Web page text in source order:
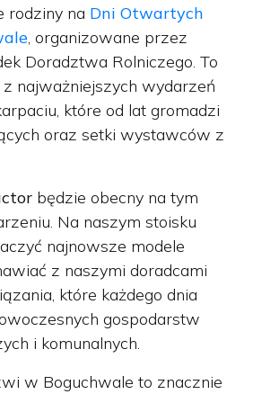
rodziny na Dni Otwartych
, organizowane przez
Doradztwa Rolniczego. To
najważniejszych wydarzeń
które od lat gromadzi
oraz setki wystawców z
będzie obecny na tym
Na naszym stoisku
najnowsze modele
z naszymi doradcami
które każdego dnia
gospodarstw
i komunalnych.
w Boguchwale to znacznie